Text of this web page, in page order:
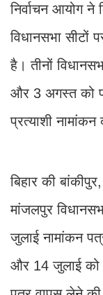
निर्वाचन आयोग
विधानसभा सीटों
है। तीनों
और 3 अगस्त को
प्रत्याशी
बिहार की
मांजलपुर
जुलाई नामांकन
और 14 जुलाई को